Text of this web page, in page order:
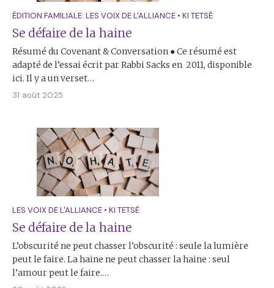
ÉDITION FAMILIALE: LES VOIX DE L'ALLIANCE • KI TETSÉ
Se défaire de la haine
Résumé du Covenant & Conversation ● Ce résumé est
adapté de l’essai écrit par Rabbi Sacks en 2011, disponible
ici. Il y a un verset…
31 août 2025
LES VOIX DE L'ALLIANCE • KI TETSÉ
Se défaire de la haine
L’obscurité ne peut chasser l’obscurité : seule la lumière
peut le faire. La haine ne peut chasser la haine : seul
l’amour peut le faire.…